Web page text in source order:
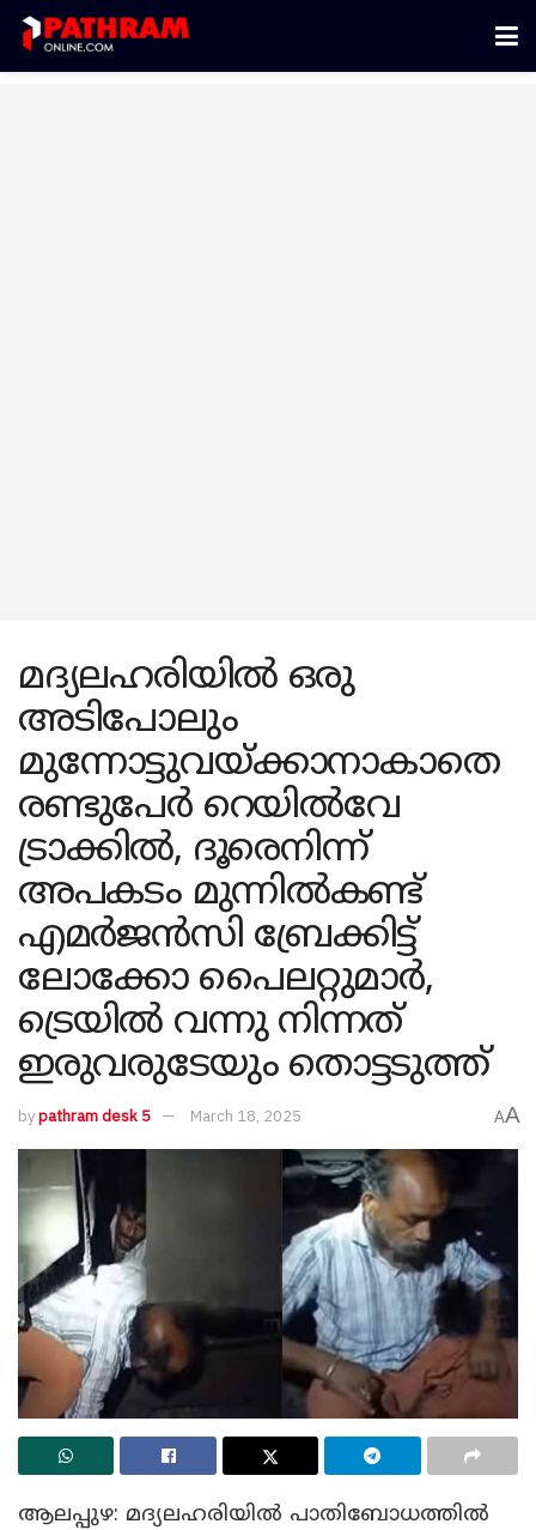
മദ്യലഹരിയിൽ ഒരു
അടിപോലും
മുന്നോട്ടുവയ്ക്കാനാകാതെ
രണ്ടുപേർ റെയിൽവേ
ട്രാക്കിൽ, ദൂരെനിന്ന്
അപകടം മുന്നിൽകണ്ട്
എമർജൻസി ബ്രേക്കിട്ട്
ലോക്കോ പൈലറ്റുമാർ,
ട്രെയിൽ വന്നു നിന്നത്
ഇരുവരുടേയും തൊട്ടടുത്ത്
bypathram desk 5 March 18, 2025 AA
ആലപ്പുഴ: മദ്യലഹരിയിൽ പാതിബോധത്തിൽ